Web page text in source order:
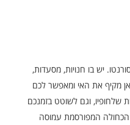
יש בו חנויות, מסעדות,
מקיף את האי ומאפשר לכם
וגם לשוטט בזמנכם
המפורסמת עמוסה